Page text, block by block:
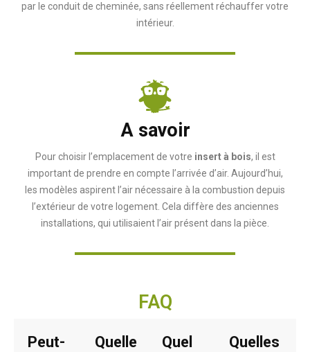
par le conduit de cheminée, sans réellement réchauffer votre
intérieur.
A savoir
Pour choisir l’emplacement de votre insert à bois, il est
important de prendre en compte l’arrivée d’air. Aujourd’hui,
les modèles aspirent l’air nécessaire à la combustion depuis
l’extérieur de votre logement. Cela diffère des anciennes
installations, qui utilisaient l’air présent dans la pièce.
FAQ
Peut-
Quelle
Quel
Quelles